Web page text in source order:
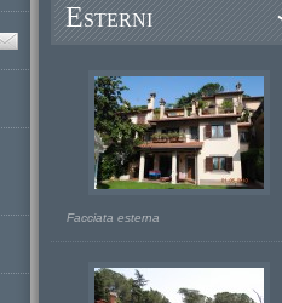
ESTERNI
Facciata esterna